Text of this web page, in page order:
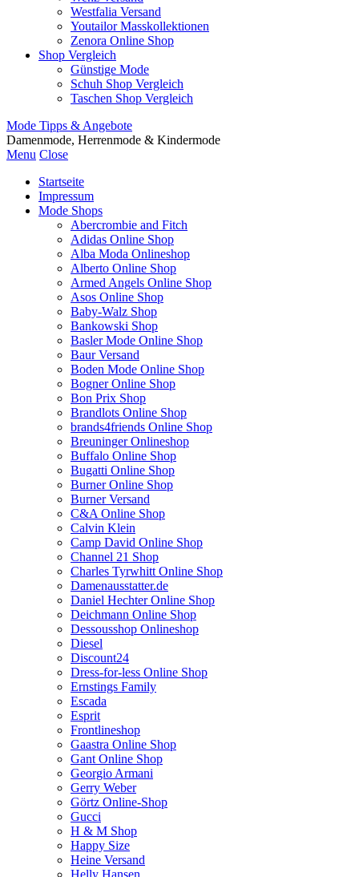
Westfalia Versand
Youtailor Masskollektionen
Zenora Online Shop
Shop Vergleich
Günstige Mode
Schuh Shop Vergleich
Taschen Shop Vergleich
Mode Tipps & Angebote
Damenmode, Herrenmode & Kindermode
Menu Close
Startseite
Impressum
Mode Shops
Abercrombie and Fitch
Adidas Online Shop
Alba Moda Onlineshop
Alberto Online Shop
Armed Angels Online Shop
Asos Online Shop
Baby-Walz Shop
Bankowski Shop
Basler Mode Online Shop
Baur Versand
Boden Mode Online Shop
Bogner Online Shop
Bon Prix Shop
Brandlots Online Shop
brands4friends Online Shop
Breuninger Onlineshop
Buffalo Online Shop
Bugatti Online Shop
Burner Online Shop
Burner Versand
C&A Online Shop
Calvin Klein
Camp David Online Shop
Channel 21 Shop
Charles Tyrwhitt Online Shop
Damenausstatter.de
Daniel Hechter Online Shop
Deichmann Online Shop
Dessousshop Onlineshop
Diesel
Discount24
Dress-for-less Online Shop
Ernstings Family
Escada
Esprit
Frontlineshop
Gaastra Online Shop
Gant Online Shop
Georgio Armani
Gerry Weber
Görtz Online-Shop
Gucci
H & M Shop
Happy Size
Heine Versand
Helly Hansen